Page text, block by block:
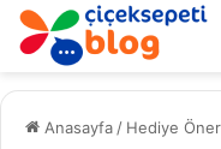
Anasayfa / Hediye